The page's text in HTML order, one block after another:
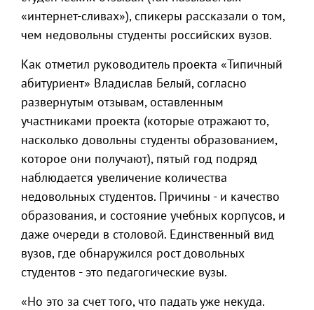
«интернет-сливах»), спикеры рассказали о том,
чем недовольны студенты российских вузов.
Как отметил руководитель проекта «Типичный
абитуриент» Владислав Белый, согласно
развернутым отзывам, оставленным
участниками проекта (которые отражают то,
насколько довольны студенты образованием,
которое они получают), пятый год подряд
наблюдается увеличение количества
недовольных студентов. Причины - и качество
образования, и состояние учебных корпусов, и
даже очереди в столовой. Единственный вид
вузов, где обнаружился рост довольных
студентов - это педагогические вузы.
«Но это за счет того, что падать уже некуда.